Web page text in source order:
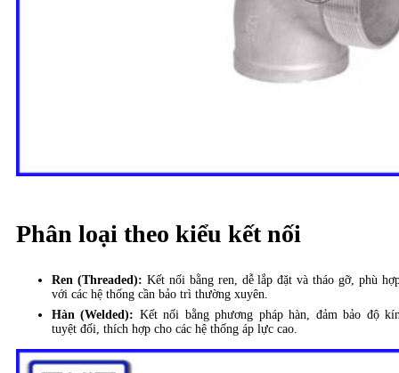
Phân loại theo kiểu kết nối
Ren (Threaded): Kết nối bằng ren, dễ lắp đặt và tháo gỡ, phù
với các hệ thống cần bảo trì thường xuyên.
Hàn (Welded): Kết nối bằng phương pháp hàn, đảm bảo độ
tuyệt đối, thích hợp cho các hệ thống áp lực cao.